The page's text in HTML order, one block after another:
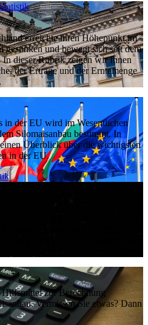
erreichte ihren Höhepunkt im
gesunken und bewegt sich seit dem
dieser Rubrik zeigen wir Ihnen
der Erträge und der Erntemenge
in der EU wird im Wesentlichen
Silomaisanbau bestimmt. In
Überblick über die wichtigsten
in der EU.
zu den wichtigsten
wir Ihnen einen Überblick
Ländern und Regionen der
Hilfsmittel zur Berechnung
Vermissen Sie etwas? Dann